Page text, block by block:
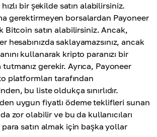
bir şekilde satın alabilirsiniz.
gerektirmeyen borsalardan Payoneer
Bitcoin satın alabilirsiniz. Ancak,
hesabınızda saklayamazsınız, ancak
kullanarak kripto paranızı bir
tutmanız gerekir. Ayrıca, Payoneer
platformları tarafından
bu liste oldukça sınırlıdır.
uygun fiyatlı ödeme teklifleri sunan
zor olabilir ve bu da kullanıcıları
satın almak için başka yollar